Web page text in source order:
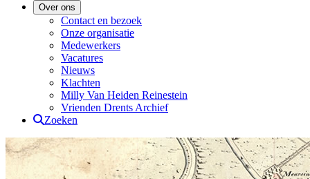
Over ons
Contact en bezoek
Onze organisatie
Medewerkers
Vacatures
Nieuws
Klachten
Milly Van Heiden Reinestein
Vrienden Drents Archief
Zoeken
Drents Archief